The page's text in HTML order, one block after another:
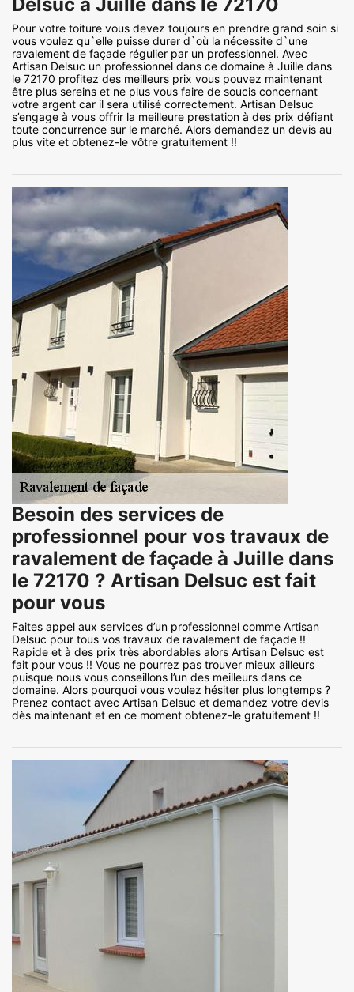
Pour votre toiture vous devez toujours en prendre grand soin si
vous voulez qu`elle puisse durer d`où la nécessite d`une
ravalement de façade régulier par un professionnel. Avec
Artisan Delsuc un professionnel dans ce domaine à Juille dans
le 72170 profitez des meilleurs prix vous pouvez maintenant
être plus sereins et ne plus vous faire de soucis concernant
votre argent car il sera utilisé correctement. Artisan Delsuc
s’engage à vous offrir la meilleure prestation à des prix défiant
toute concurrence sur le marché. Alors demandez un devis au
plus vite et obtenez-le vôtre gratuitement !!
Besoin des services de
professionnel pour vos travaux de
ravalement de façade à Juille dans
le 72170 ? Artisan Delsuc est fait
pour vous
Faites appel aux services d’un professionnel comme Artisan
Delsuc pour tous vos travaux de ravalement de façade !!
Rapide et à des prix très abordables alors Artisan Delsuc est
fait pour vous !! Vous ne pourrez pas trouver mieux ailleurs
puisque nous vous conseillons l’un des meilleurs dans ce
domaine. Alors pourquoi vous voulez hésiter plus longtemps ?
Prenez contact avec Artisan Delsuc et demandez votre devis
dès maintenant et en ce moment obtenez-le gratuitement !!